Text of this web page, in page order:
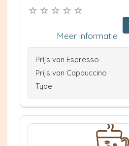
Meer informatie
Prijs van Espresso
Prijs van Cappuccino
Type